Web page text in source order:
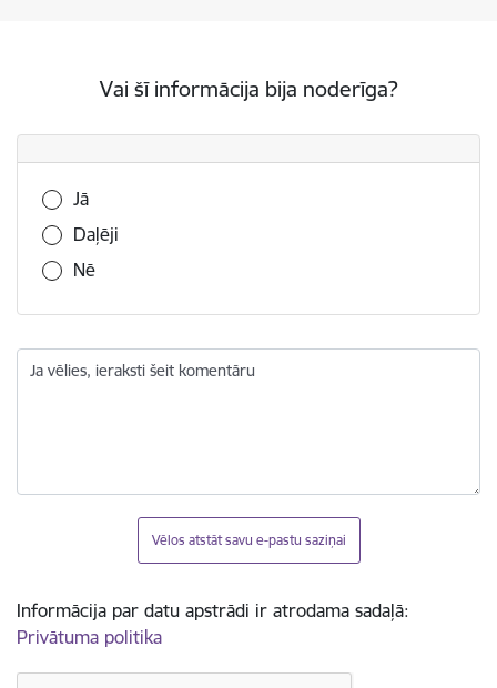
Vai šī informācija bija noderīga?
Vai šī informācija bija noderīga?
Jā
Daļēji
Nē
Ja vēlies, ieraksti šeit komentāru
Vēlos atstāt savu e-pastu saziņai
Informācija par datu apstrādi ir atrodama sadaļā:
Privātuma politika